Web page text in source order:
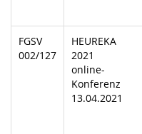
FGSV
002/127
HEUREKA
2021
online-
Konferenz
13.04.2021